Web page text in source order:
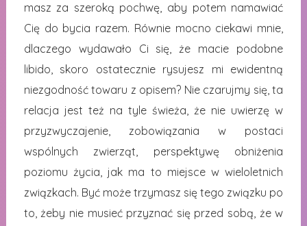
masz za szeroką pochwę, aby potem namawiać
Cię do bycia razem. Równie mocno ciekawi mnie,
dlaczego wydawało Ci się, że macie podobne
libido, skoro ostatecznie rysujesz mi ewidentną
niezgodność towaru z opisem? Nie czarujmy się, ta
relacja jest też na tyle świeża, że nie uwierzę w
przyzwyczajenie, zobowiązania w postaci
wspólnych zwierząt, perspektywę obniżenia
poziomu życia, jak ma to miejsce w wieloletnich
związkach. Być może trzymasz się tego związku po
to, żeby nie musieć przyznać się przed sobą, że w